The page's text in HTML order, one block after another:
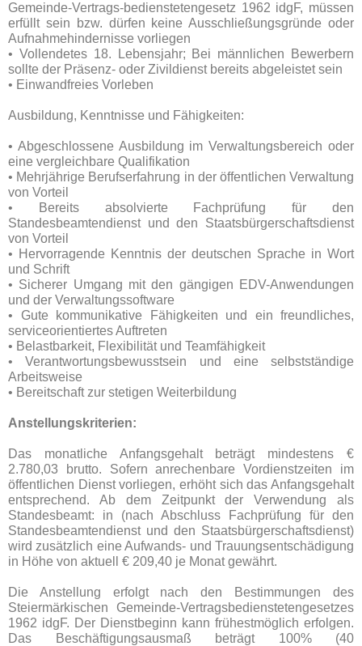
Gemeinde-Vertrags-bedienstetengesetz 1962 idgF, müssen
erfüllt sein bzw. dürfen keine Ausschließungsgründe oder
Aufnahmehindernisse vorliegen
• Vollendetes 18. Lebensjahr; Bei männlichen Bewerbern
sollte der Präsenz- oder Zivildienst bereits abgeleistet sein
• Einwandfreies Vorleben
Ausbildung, Kenntnisse und Fähigkeiten:
• Abgeschlossene Ausbildung im Verwaltungsbereich oder
eine vergleichbare Qualifikation
• Mehrjährige Berufserfahrung in der öffentlichen Verwaltung
von Vorteil
• Bereits absolvierte Fachprüfung für den
Standesbeamtendienst und den Staatsbürgerschaftsdienst
von Vorteil
• Hervorragende Kenntnis der deutschen Sprache in Wort
und Schrift
• Sicherer Umgang mit den gängigen EDV-Anwendungen
und der Verwaltungssoftware
• Gute kommunikative Fähigkeiten und ein freundliches,
serviceorientiertes Auftreten
• Belastbarkeit, Flexibilität und Teamfähigkeit
• Verantwortungsbewusstsein und eine selbstständige
Arbeitsweise
• Bereitschaft zur stetigen Weiterbildung
Anstellungskriterien:
Das monatliche Anfangsgehalt beträgt mindestens €
2.780,03 brutto. Sofern anrechenbare Vordienstzeiten im
öffentlichen Dienst vorliegen, erhöht sich das Anfangsgehalt
entsprechend. Ab dem Zeitpunkt der Verwendung als
Standesbeamt: in (nach Abschluss Fachprüfung für den
Standesbeamtendienst und den Staatsbürgerschaftsdienst)
wird zusätzlich eine Aufwands- und Trauungsentschädigung
in Höhe von aktuell € 209,40 je Monat gewährt.
Die Anstellung erfolgt nach den Bestimmungen des
Steiermärkischen Gemeinde-Vertragsbedienstetengesetzes
1962 idgF. Der Dienstbeginn kann frühestmöglich erfolgen.
Das Beschäftigungsausmaß beträgt 100% (40